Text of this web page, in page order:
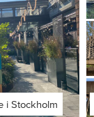
i Stockholm